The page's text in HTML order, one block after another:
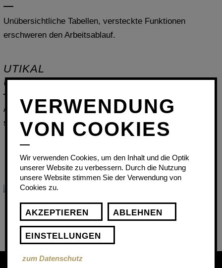
Unübersichtliche Tabellen, versteckte Funktionen
erschweren den Arbeitsablauf.
UTIKAL
User Interface
Allgemein verständliche Symbole, klare Gliederungen
sorgen für eine hohe Nutzerfreundlichkeit.
VERWENDUNG
VON COOKIES
Wir verwenden Cookies, um den Inhalt und die Optik
unserer Website zu verbessern. Durch die Nutzung
unsere Website stimmen Sie der Verwendung von
Cookies zu.
AKZEPTIEREN ABLEHNEN
EINSTELLUNGEN
zum Datenschutz